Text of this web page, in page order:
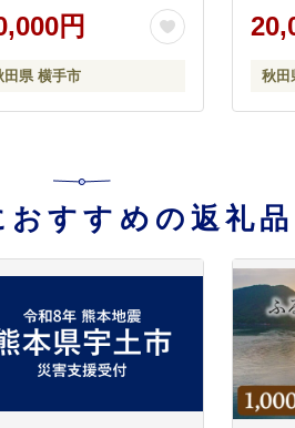
横手市 林檎 リンゴ りん
物 フルーツ 贈答用]
円
田県 横手市
サン
用 不
秋田
おすすめの返礼品